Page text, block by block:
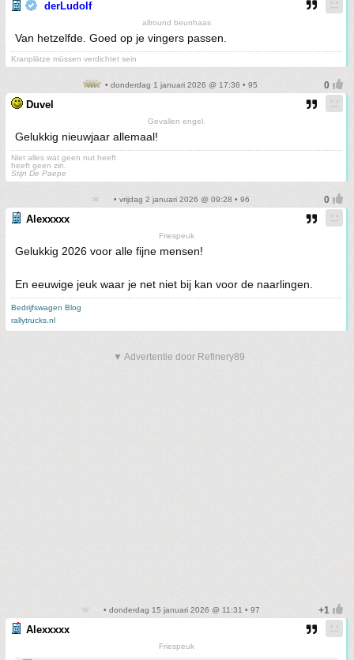
derLudolf
allround beunhaas
Van hetzelfde. Goed op je vingers passen.
Kranplätze müssen verdichtet sein
• donderdag 1 januari 2026 @ 17:36 • 95
Duvel
Gevallen engel.
Gelukkig nieuwjaar allemaal!
Niet alles wat geen nut heeft
heeft geen zin.
Stijn De Paepe
• vrijdag 2 januari 2026 @ 09:28 • 96
Alexxxxx
Friespeuk
Gelukkig 2026 voor alle fijne mensen!
En eeuwige jeuk waar je net niet bij kan voor de naarlingen.
Bedrijfswagen Blog
rallytrucks.nl
▼ Advertentie door Refinery89
• donderdag 15 januari 2026 @ 11:31 • 97
Alexxxxx
Friespeuk